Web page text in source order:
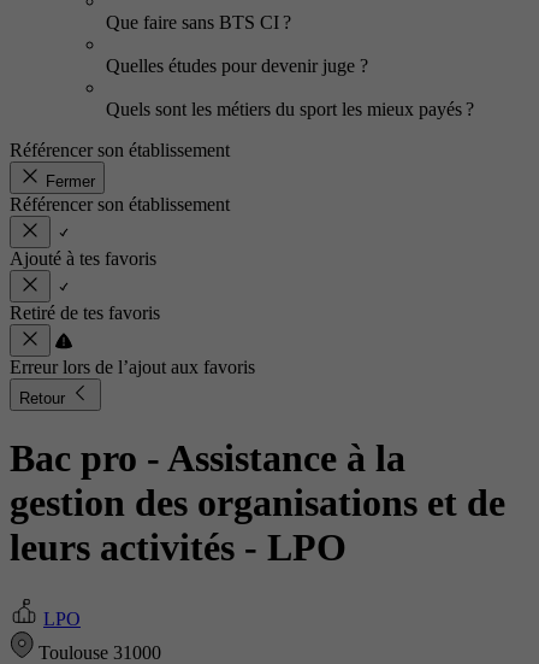
Que faire sans BTS CI ?
Quelles études pour devenir juge ?
Quels sont les métiers du sport les mieux payés ?
Référencer son établissement
Fermer
Référencer son établissement
Ajouté à tes favoris
Retiré de tes favoris
Erreur lors de l’ajout aux favoris
Retour
Bac pro - Assistance à la
gestion des organisations et de
leurs activités - LPO
LPO
Toulouse 31000